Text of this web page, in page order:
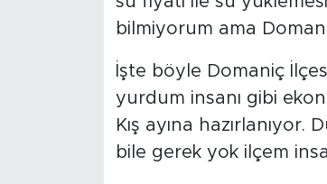
bilmiyorum ama
İşte böyle Domaniç
yurdum insanı gibi
Kış ayına
bile gerek yok ilçem